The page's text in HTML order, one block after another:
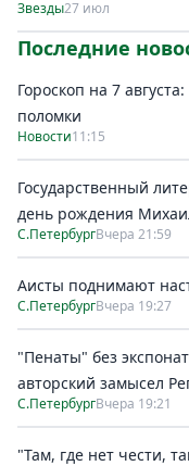
Звезды27 июл
Последние
Гороскоп на 7
поломки
Новости11:15
Государственный
день рождения
С.ПетербургВчера 21:59
Аисты поднимают
С.ПетербургВчера 19:27
"Пенаты" без
авторский замысел
С.ПетербургВчера 19:21
"Там, где нет чести,